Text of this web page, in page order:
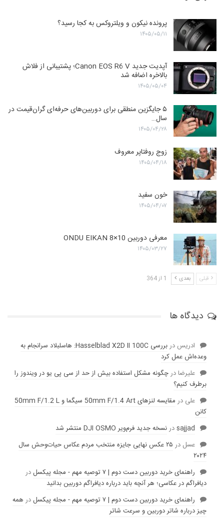
پرونده نیکون و ویلتروکس به کجا رسید؟
۱۴۰۵/۰۵/۱۱
آپدیت جدید Canon EOS R6 V؛ پشتیبانی از فلاش
بالاخره اضافه شد
۱۴۰۵/۰۵/۰۴
۵ جایگزین منطقی برای دوربین‌های حرفه‌ای گران‌قیمت در
سال…
۱۴۰۵/۰۴/۲۸
زوج روفتاپر معروف
۱۴۰۵/۰۴/۱۸
خون سفید
۱۴۰۵/۰۴/۰۷
معرفی دوربین ONDU EIKAN 8×10
۱۴۰۵/۰۳/۲۷
قبلی بعدی 1 از 364
دیدگاه ها
ادریس در
بررسی Hasselblad X2D II 100C: هاسلبلاد سرانجام به
وعده‌‌اش عمل کرد
عليرضادرچگونه مشکل استفاده بیش از حد از سی پی یو در ویندوز را
برطرف کنیم؟
علی در
مقایسه لنز‌های 50mm F/1.4 Art سیگما و 50mm F/1.2 L
کانن
sajjadدرنسخه جدید فرم‌ویر DJI OSMO منتشر شد
عسل در
۲۵ عکس نهایی جایزه منتخب مردم عکاس حیات‌وحش سال
۲۰۲۴
راهنمای خرید دوربین دست دوم | ۷ توصیه مهم - مجله پیکسل
در
دیافراگم در عکاسی؛ هر آنچه باید درباره دیافراگم دوربین بدانید
راهنمای خرید دوربین دست دوم | ۷ توصیه مهم - مجله پیکسل
در همه
چیز درباره شاتر دوربین و سرعت شاتر